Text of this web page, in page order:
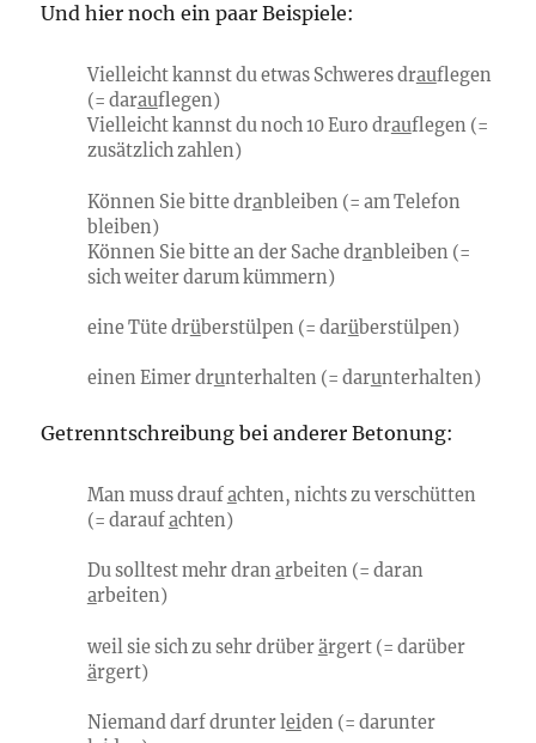
Und hier noch ein paar Beispiele:
Vielleicht kannst du etwas Schweres drauflegen
(= darauflegen)
Vielleicht kannst du noch 10 Euro drauflegen (=
zusätzlich zahlen)
Können Sie bitte dranbleiben (= am Telefon
bleiben)
Können Sie bitte an der Sache dranbleiben (=
sich weiter darum kümmern)
eine Tüte drüberstülpen (= darüberstülpen)
einen Eimer drunterhalten (= darunterhalten)
Getrenntschreibung bei anderer Betonung:
Man muss draufachten, nichts zu verschütten
(= daraufachten)
Du solltest mehr dran arbeiten (= daran
arbeiten)
weil sie sich zu sehr drüberärgert (= darüber
ärgert)
Niemand darf drunter leiden (= darunter